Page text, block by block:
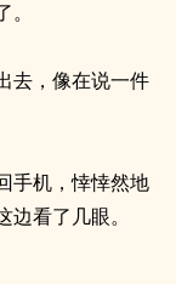
去，像在说一件
手机，悻悻然地
看了几眼。